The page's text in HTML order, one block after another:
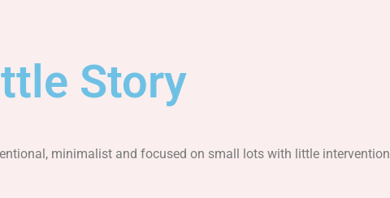
Story
minimalist and focused on small lots with little intervention